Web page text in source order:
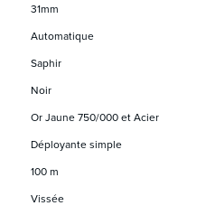
31mm
Automatique
Saphir
Noir
Or Jaune 750/000 et Acier
Déployante simple
100 m
Vissée